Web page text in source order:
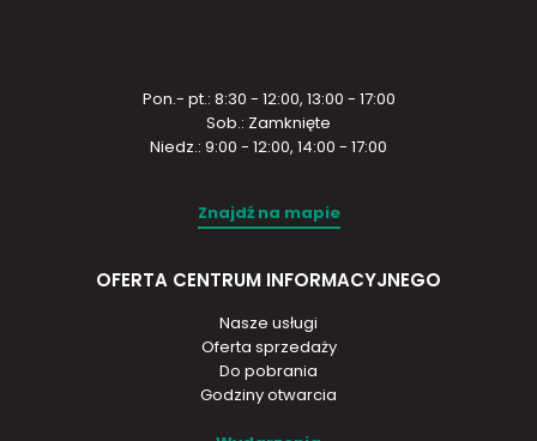
Pon.- pt.: 8:30 - 12:00, 13:00 - 17:00
Sob.: Zamknięte
Niedz.: 9:00 - 12:00, 14:00 - 17:00
Znajdź na mapie
OFERTA CENTRUM INFORMACYJNEGO
Nasze usługi
Oferta sprzedaży
Do pobrania
Godziny otwarcia